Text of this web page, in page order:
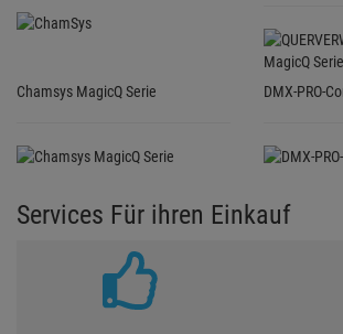
Chamsys MagicQ Serie DMX-PRO-
Services Für ihren Einkauf